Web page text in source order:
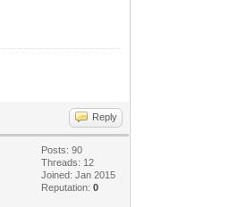
Reply
Posts: 90
Threads: 12
Joined: Jan 2015
Reputation:0